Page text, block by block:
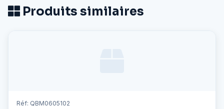
Produits similaires
Réf: QBM0605102